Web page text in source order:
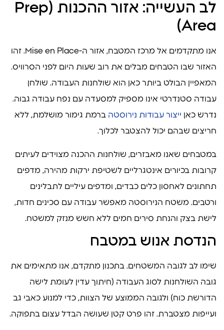
לב העשייה: אזור ההכנות (Prep
Area)
אנו מתקדמים אל מרכז המטבח, אזור ה-Mise en Place. זהו
האזור שבו הטבחים מבלים את רוב שעות היום לפני הסרוויס.
המאפיין הבולט ביותר כאן הוא שולחנות העבודה. שולחן
עבודה סטנדרטי אינו מספיק למסעדה עם נפח עבודה גבוה.
נדרש כאן ייצור עבודות נירוסטה ברמת גימור מושלמת, ללא
חריצים שבהם יכול להצטבר לכלוך.
במטבחים שאנו מאבזרים, שולחנות ההכנה מצוידים לעיתים
קרובות בכיורים אינטגרליים לשטיפת ירקות מהירה, מדפים
תחתונים לאחסון כלים כבדים, ומדפים עיליים לתבלינים
ורטבים. משטח הנירוסטה מאפשר עבודה עם סכינים חדות,
לישת בצק והנחת סירים חמים ללא חשש מנזק למשטח.
הנדסת אנוש במטבח
שימו לב לגובה המשטחים. בתכנון מתקדם, אנו מתאימים את
גובה השולחנות לסוג העבודה (חיתוך עדין לעומת לישה
הדורשת כוח) ולגובה הממוצע של הצוות, כדי למנוע כאבי גב
ועייפות מצטברת. זהו פרט קטן שעושה הבדל עצום בתפוקה.